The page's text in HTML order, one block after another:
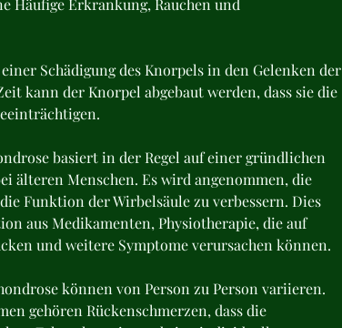
Häufige Erkrankung, Rauchen und
Schädigung des Knorpels in den Gelenken der
kann der Knorpel abgebaut werden, dass sie die
basiert in der Regel auf einer gründlichen
älteren Menschen. Es wird angenommen, die
Funktion der Wirbelsäule zu verbessern. Dies
aus Medikamenten, Physiotherapie, die auf
und weitere Symptome verursachen können.
können von Person zu Person variieren.
gehören Rückenschmerzen, dass die